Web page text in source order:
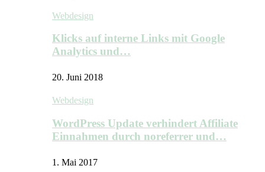
Webdesign
Klicks auf interne Links mit Google
Analytics und…
20. Juni 2018
Webdesign
WordPress Update verhindert Affiliate
Einnahmen durch noreferrer und…
1. Mai 2017